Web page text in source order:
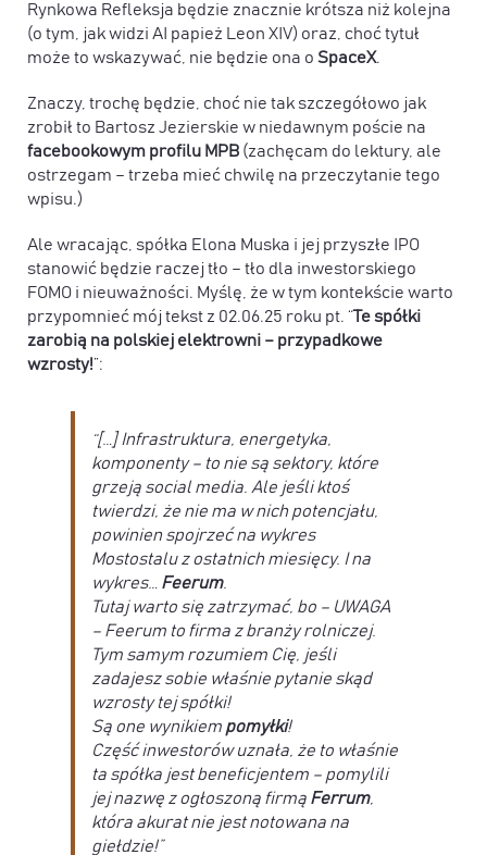
Rynkowa Refleksja będzie znacznie krótsza niż kolejna
(o tym, jak widzi AI papież Leon XIV) oraz, choć tytuł
może to wskazywać, nie będzie ona o SpaceX.
Znaczy, trochę będzie, choć nie tak szczegółowo jak
zrobił to Bartosz Jezierskie w niedawnym poście na
facebookowym profilu MPB(zachęcam do lektury, ale
ostrzegam – trzeba mieć chwilę na przeczytanie tego
wpisu.)
Ale wracając, spółka Elona Muska i jej przyszłe IPO
stanowić będzie raczej tło – tło dla inwestorskiego
FOMO i nieuważności. Myślę, że w tym kontekście warto
przypomnieć mój tekst z 02.06.25 roku pt. “Te spółki
zarobią na polskiej elektrowni – przypadkowe
wzrosty!”:
“[…] Infrastruktura, energetyka,
komponenty – to nie są sektory, które
grzeją social media. Ale jeśli ktoś
twierdzi, że nie ma w nich potencjału,
powinien spojrzeć na wykres
Mostostalu z ostatnich miesięcy. I na
wykres… Feerum.
Tutaj warto się zatrzymać, bo – UWAGA
– Feerum to firma z branży rolniczej.
Tym samym rozumiem Cię, jeśli
zadajesz sobie właśnie pytanie skąd
wzrosty tej spółki!
Są one wynikiem pomyłki!
Część inwestorów uznała, że to właśnie
ta spółka jest beneficjentem – pomylili
jej nazwę z ogłoszoną firmą Ferrum,
która akurat nie jest notowana na
giełdzie!”